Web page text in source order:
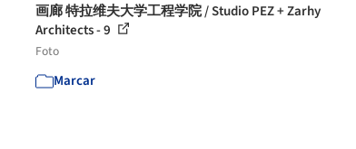
画廊 特拉维夫大学工程学院 / Studio PEZ + Zarhy
Architects - 9
Foto
Marcar